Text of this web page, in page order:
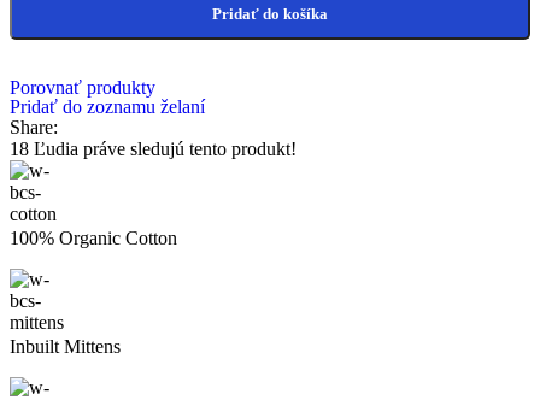
Pridať do košíka
Porovnať produkty
Pridať do zoznamu želaní
Share:
18 Ľudia práve sledujú tento produkt!
100% Organic Cotton
Inbuilt Mittens